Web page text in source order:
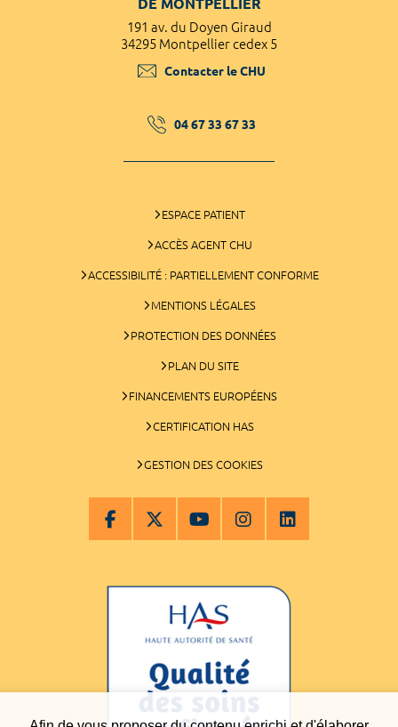
191 av. du Doyen Giraud
34295 Montpellier cedex 5
Contacter le CHU
04 67 33 67 33
ESPACE PATIENT
ACCÈS AGENT CHU
ACCESSIBILITÉ : PARTIELLEMENT CONFORME
MENTIONS LÉGALES
PROTECTION DES DONNÉES
PLAN DU SITE
FINANCEMENTS EUROPÉENS
CERTIFICATION HAS
GESTION DES COOKIES